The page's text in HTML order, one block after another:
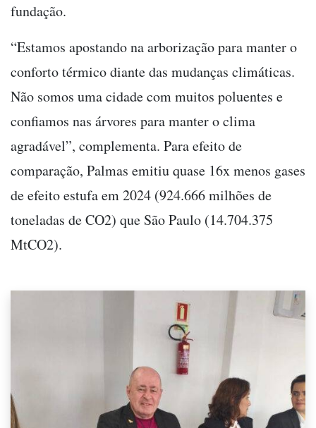
fundação.
“Estamos apostando na arborização para manter o
conforto térmico diante das mudanças climáticas.
Não somos uma cidade com muitos poluentes e
confiamos nas árvores para manter o clima
agradável”, complementa. Para efeito de
comparação, Palmas emitiu quase 16x menos gases
de efeito estufa em 2024 (924.666 milhões de
toneladas de CO2) que São Paulo (14.704.375
MtCO2).